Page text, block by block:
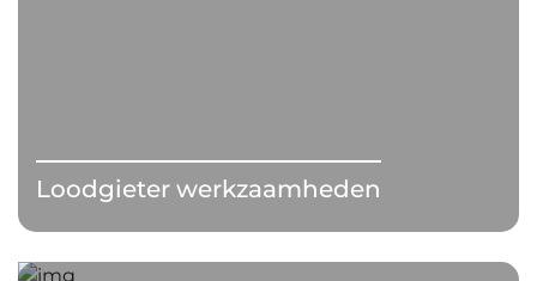
Loodgieter werkzaamheden